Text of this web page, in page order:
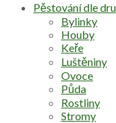
Pěstování dle
Bylinky
Houby
Keře
Luštěniny
Ovoce
Půda
Rostliny
Stromy